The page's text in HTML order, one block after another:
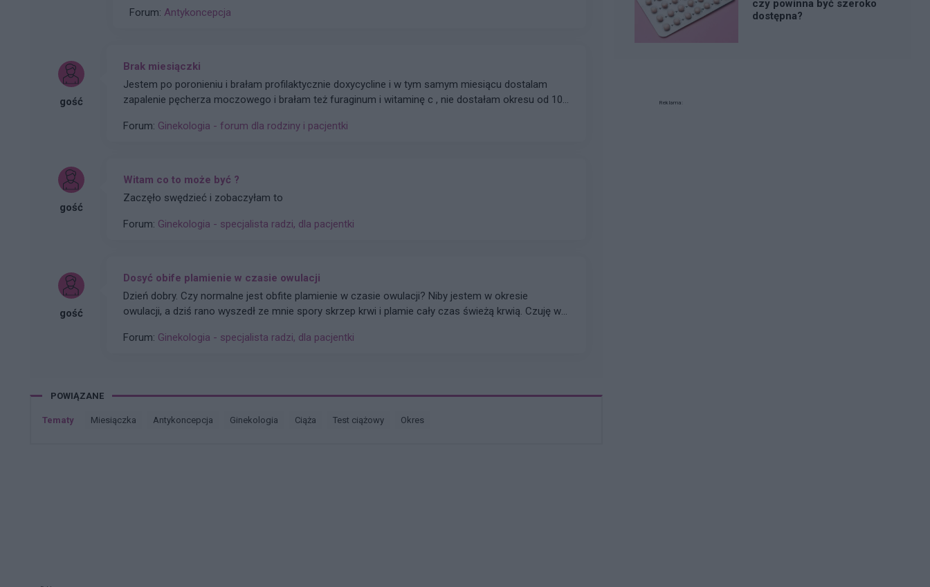
może zahamuje wzrost zmiany. Czy może ktoś wyrazić opinię na ten temat? Czy powinnam
Forum: Antykoncepcja
gość
Brak miesiączki
Jestem po poronieniu i brałam profilaktycznie doxycycline i w tym samym miesiącu dostalam
zapalenie pęcherza moczowego i brałam też furaginum i witaminę c , nie dostałam okresu od 10
on nic tu nie widzi i że endometrium bardzo cieniutkie .moje pytanie czy okres powinien przyjść w
Forum: Ginekologia - forum dla rodziny i pacjentki
gość
Witam co to może być ?
Zaczęło swędzieć i zobaczyłam to
Forum: Ginekologia - specjalista radzi, dla pacjentki
gość
Dosyć obife plamienie w czasie owulacji
Dzień dobry. Czy normalne jest obfite plamienie w czasie owulacji? Niby jestem w okresie
owulacji, a dziś rano wyszedł ze mnie spory skrzep krwi i plamie cały czas świeżą krwią. Czuję w
poradę na co zwrócić uwagę i czy jest potrzeba jechacnia do lekarza. 25.05 miałam wizytę u
Forum: Ginekologia - specjalista radzi, dla pacjentki
POWIĄZANE
Tematy miesiączka antykoncepcja ginekologia ciąża test ciążowy okres
czy powinna być szeroko
dostępna?
Reklama: